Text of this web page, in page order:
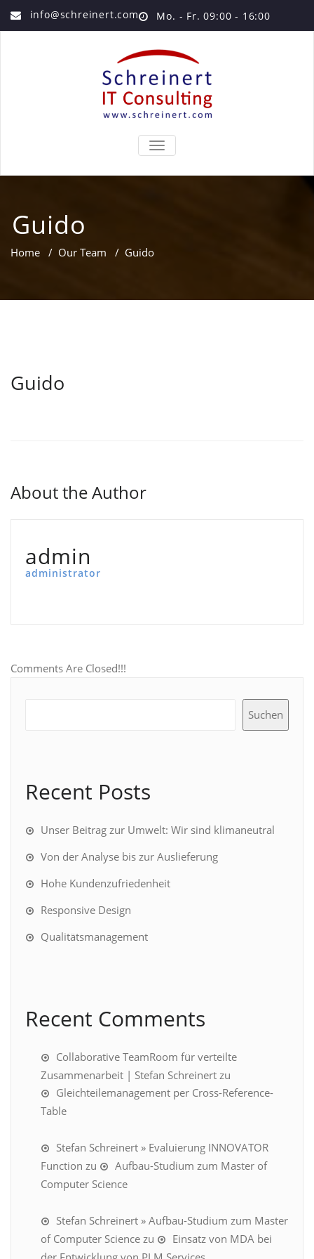
info@schreinert.com Mo. - Fr. 09:00 - 16:00
TOGGLE
Guido
Home / Our Team / Guido
Guido
About the Author
admin
administrator
Comments Are Closed!!!
Suchen
Recent Posts
Unser Beitrag zur Umwelt: Wir sind klimaneutral
Von der Analyse bis zur Auslieferung
Hohe Kundenzufriedenheit
Responsive Design
Qualitätsmanagement
Recent Comments
Collaborative TeamRoom für verteilte
Zusammenarbeit | Stefan Schreinert zu
Gleichteilemanagement per Cross-Reference-
Table
Stefan Schreinert » Evaluierung INNOVATOR
Function zu
Aufbau-Studium zum Master of
Computer Science
Stefan Schreinert » Aufbau-Studium zum Master
of Computer Science zu
Einsatz von MDA bei